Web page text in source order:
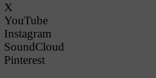
X
YouTube
Instagram
SoundCloud
Pinterest